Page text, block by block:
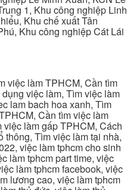
1, Khu công nghiệp Linh
Khu chế xuất Tân
Khu công nghiệp Cát Lái
việc làm TPHCM, Cần tìm
việc làm, Tìm việc làm
lam bach hoa xanh, Tìm
Cần tìm việc làm
làm gấp TPHCM, Cách
thông, Tìm việc làm tại nhà,
việc làm tphcm cho sinh
làm tphcm part time, việc
làm tphcm facebook, việc
lương cao, việc làm tphcm